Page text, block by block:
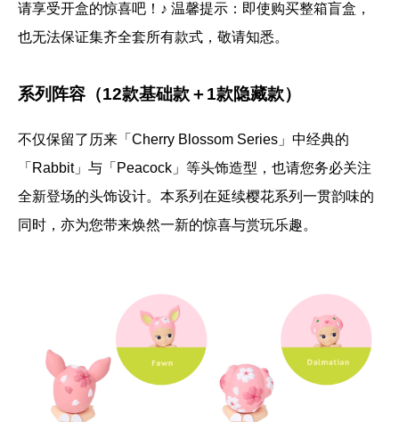
请享受开盒的惊喜吧！♪ 温馨提示：即使购买整箱盲盒，
也无法保证集齐全套所有款式，敬请知悉。
系列阵容（12款基础款＋1款隐藏款）
不仅保留了历来「Cherry Blossom Series」中经典的
「Rabbit」与「Peacock」等头饰造型，也请您务必关注
全新登场的头饰设计。本系列在延续樱花系列一贯韵味的
同时，亦为您带来焕然一新的惊喜与赏玩乐趣。